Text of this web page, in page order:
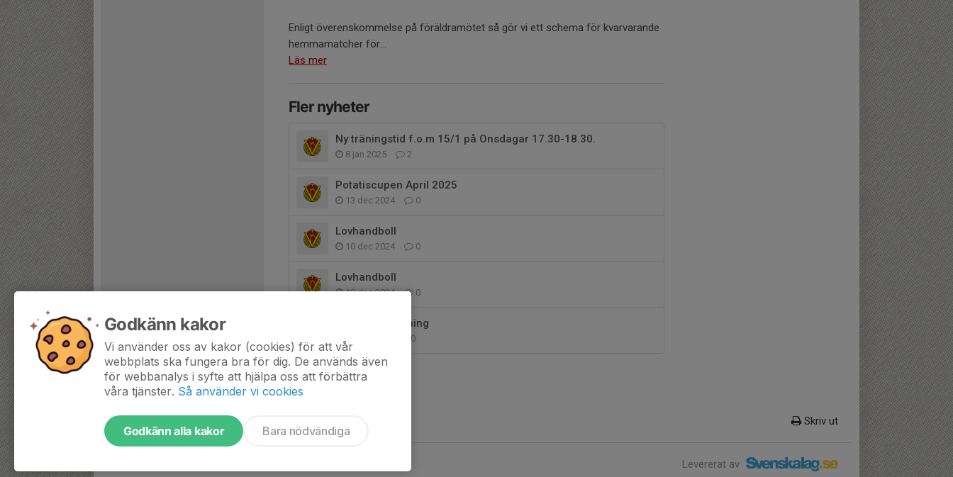
Enligt överenskommelse på föräldramötet så gör vi ett schema för kvarvarande
hemmamatcher för...
Läs mer
Fler nyheter
Ny träningstid f.o.m 15/1 på Onsdagar 17.30-18.30.
8 jan 2025 2
Potatiscupen April 2025
13 dec 2024 0
Lovhandboll
10 dec 2024 0
Lovhandboll
10 dec 2024 0
Kiosk & Tidtagning
3 dec 2024 0
Skriv ut
Levererat av
Godkänn kakor
Vi använder oss av kakor (cookies) för att vår
webbplats ska fungera bra för dig. De används även
för webbanalys i syfte att hjälpa oss att förbättra
våra tjänster. Så använder vi cookies
Godkänn alla kakor Bara nödvändiga